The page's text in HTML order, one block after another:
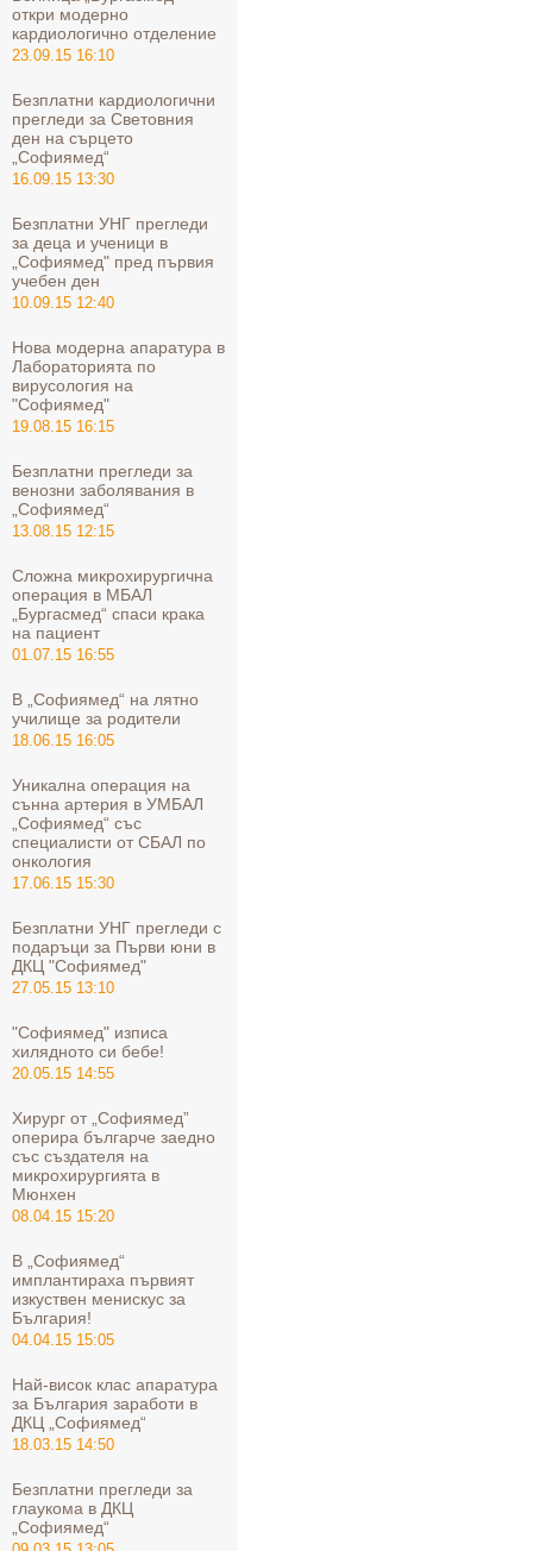
откри модерно
кардиологично отделение
23.09.15 16:10
Безплатни кардиологични
прегледи за Световния
ден на сърцето
„Софиямед“
16.09.15 13:30
Безплатни УНГ прегледи
за деца и ученици в
„Софиямед" пред първия
учебен ден
10.09.15 12:40
Нова модерна апаратура в
Лабораторията по
вирусология на
"Софиямед"
19.08.15 16:15
Безплатни прегледи за
венозни заболявания в
„Софиямед“
13.08.15 12:15
Сложна микрохирургична
операция в МБАЛ
„Бургасмед“ спаси крака
на пациент
01.07.15 16:55
В „Софиямед“ на лятно
училище за родители
18.06.15 16:05
Уникална операция на
сънна артерия в УМБАЛ
„Софиямед“ със
специалисти от СБАЛ по
онкология
17.06.15 15:30
Безплатни УНГ прегледи с
подаръци за Първи юни в
ДКЦ "Софиямед"
27.05.15 13:10
"Софиямед" изписа
хилядното си бебе!
20.05.15 14:55
Хирург от „Софиямед”
оперира българче заедно
със създателя на
микрохирургията в
Мюнхен
08.04.15 15:20
В „Софиямед“
имплантираха първият
изкуствен менискус за
България!
04.04.15 15:05
Най-висок клас апаратура
за България заработи в
ДКЦ „Софиямед“
18.03.15 14:50
Безплатни прегледи за
глаукома в ДКЦ
„Софиямед“